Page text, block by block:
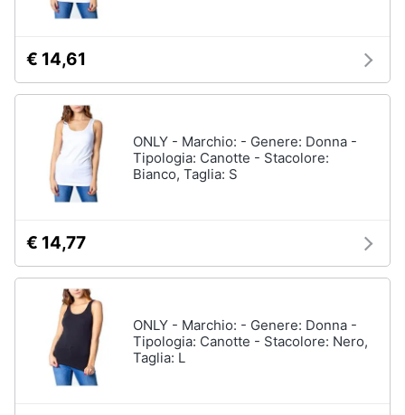
€ 14,61
ONLY - Marchio: - Genere: Donna -
Tipologia: Canotte - Stacolore:
Bianco, Taglia: S
€ 14,77
ONLY - Marchio: - Genere: Donna -
Tipologia: Canotte - Stacolore: Nero,
Taglia: L